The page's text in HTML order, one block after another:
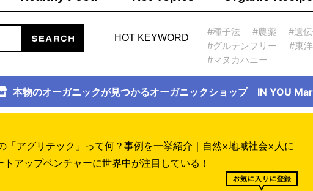
HOT KEYWORD
#種子法 #農薬
#遺
#グルテンフリー
#東
#マヌカハニー
本物のオーガニックが見つかるオーガニックショップ IN YOU
「アグリテック」って何？事例を一挙紹介｜自然×地域社会×人に
アップベンチャーに世界中が注目している！